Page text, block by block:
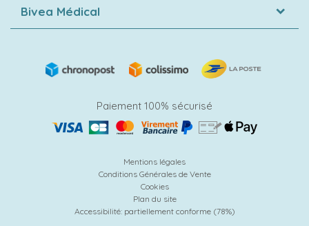
Bivea Médical
Paiement 100% sécurisé
Mentions légales
Conditions Générales de Vente
Cookies
Plan du site
Accessibilité: partiellement conforme (78%)